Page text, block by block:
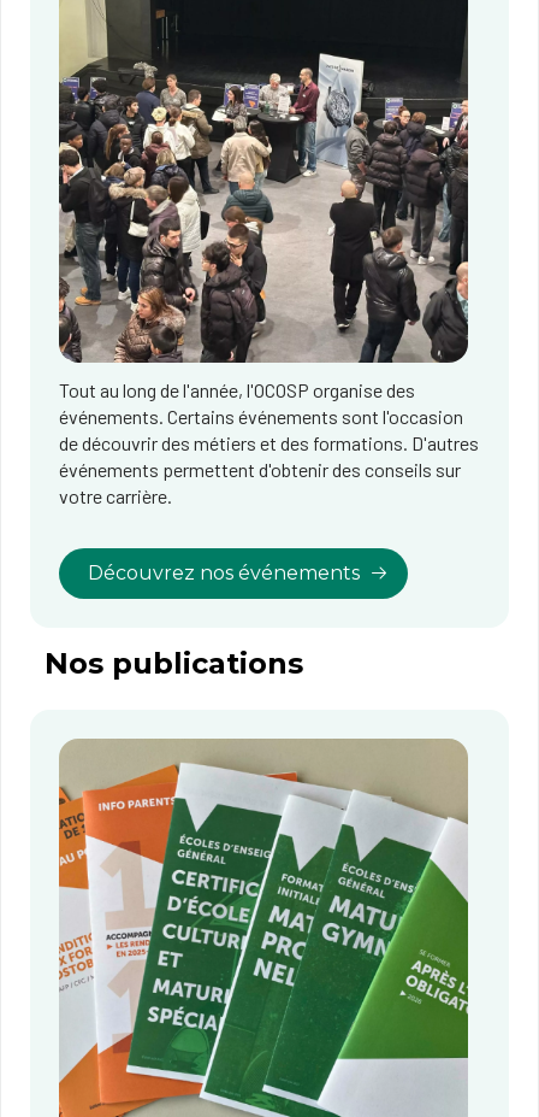
Tout au long de l'année, l'OCOSP organise des
événements. Certains événements sont l'occasion
de découvrir des métiers et des formations. D'autres
événements permettent d'obtenir des conseils sur
votre carrière.
Découvrez nos événements
Nos publications